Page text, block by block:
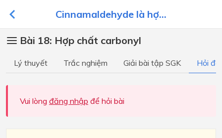
Cinnamaldehyde là hợ...
Bài 18: Hợp chất carbonyl
Lý thuyết Trắc nghiệm Giải bài tập SGK Hỏi
Vui lòng đăng nhập để hỏi bài